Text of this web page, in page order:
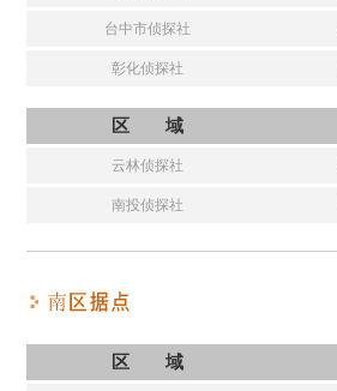
台中市侦探社
彰化侦探社
区 域
云林侦探社
南投侦探社
区 域